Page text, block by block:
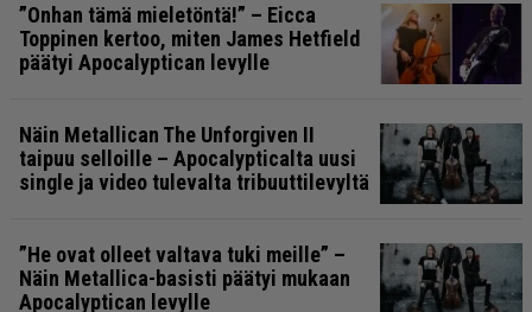
”Onhan tämä mieletöntä!” – Eicca
Toppinen kertoo, miten James Hetfield
päätyi Apocalyptican levylle
Näin Metallican The Unforgiven II
taipuu selloille – Apocalypticalta uusi
single ja video tulevalta tribuuttilevyltä
”He ovat olleet valtava tuki meille” –
Näin Metallica-basisti päätyi mukaan
Apocalyptican levylle